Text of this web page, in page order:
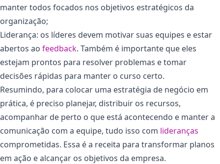
manter todos focados nos objetivos estratégicos da
organização;
Liderança: os líderes devem motivar suas equipes e estar
abertos ao feedback. Também é importante que eles
estejam prontos para resolver problemas e tomar
decisões rápidas para manter o curso certo.
Resumindo, para colocar uma estratégia de negócio em
prática, é preciso planejar, distribuir os recursos,
acompanhar de perto o que está acontecendo e manter a
comunicação com a equipe, tudo isso com lideranças
comprometidas. Essa é a receita para transformar planos
em ação e alcançar os objetivos da empresa.